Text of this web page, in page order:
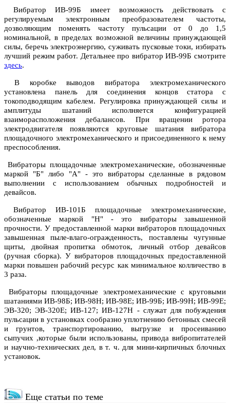
Вибратор ИВ-99Б имеет возможность действовать с
регулируемым электронным преобразователем частоты,
дозволяющим поменять частоту пульсации от 0 до 1,5
номинальной, в пределах возможной величины принуждающей
силы, беречь электроэнергию, суживать пусковые токи, избирать
лучший режим работ. Детальнее про вибратор ИВ-99Б смотрите
здесь.
В коробке выводов вибратора электромеханического
установлена панель для соединения концов статора с
токоподводящим кабелем. Регулировка принуждающей силы и
амплитуды шатаний исполняется конфигурацией
взаиморасположения дебалансов. При вращении ротора
электродвигателя появляются круговые шатания вибратора
площадочного электромеханического и присоединенного к нему
преспособления.
Вибраторы площадочные электромеханические, обозначенные
маркой "Б" либо "А" - это вибраторы сделанные в рядовом
выполнении с использованием обычных подробностей и
девайсов.
Вибратор ИВ-101Б площадочные электромеханические,
обозначенные маркой "Н" - это вибраторы завышенной
прочности. У предоставленной марки вибраторов площадочных
завышенная пыле-влаго-огражденность, поставлены чугунные
щиты, двойная пропитка обмоток, личный отбор девайсов
(ручная сборка). У вибраторов площадочных предоставленной
марки повышен рабочий ресурс как минимальное колличество в
3 раза.
Вибраторы площадочные электромеханические с круговыми
шатаниями ИВ-98Б; ИВ-98Н; ИВ-98Е; ИВ-99Б; ИВ-99Н; ИВ-99Е;
ЭВ-320; ЭВ-320Е; ИВ-127; ИВ-127Н - служат для побуждения
пульсации в установках сообразно уплотнению бетонных смесей
и грунтов, транспортированию, выгрузке и просеиванию
сыпучих ,которые были использованы, привода вибропитателей
и научно-технических дел, в т. ч. для мини-кирпичных блочных
установок.
Еще статьи по теме